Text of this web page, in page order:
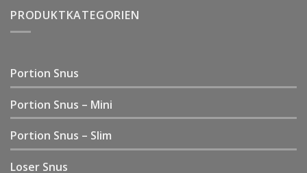
PRODUKTKATEGORIEN
Portion Snus
Portion Snus – Mini
Portion Snus – Slim
Loser Snus